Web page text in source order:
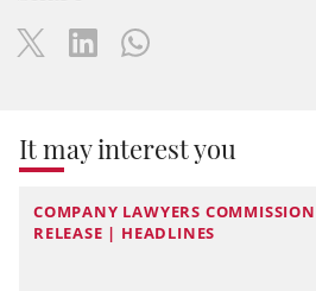
It may interest you
COMPANY LAWYERS
RELEASE | HEADLINES